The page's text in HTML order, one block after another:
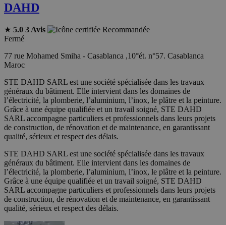
DAHD
★ 5.0 3 Avis
Recommandée
Fermé
77 rue Mohamed Smiha - Casablanca ,10°ét. n°57. Casablanca
Maroc
STE DAHD SARL est une société spécialisée dans les travaux
généraux du bâtiment. Elle intervient dans les domaines de
l’électricité, la plomberie, l’aluminium, l’inox, le plâtre et la peinture.
Grâce à une équipe qualifiée et un travail soigné, STE DAHD
SARL accompagne particuliers et professionnels dans leurs projets
de construction, de rénovation et de maintenance, en garantissant
qualité, sérieux et respect des délais.
STE DAHD SARL est une société spécialisée dans les travaux
généraux du bâtiment. Elle intervient dans les domaines de
l’électricité, la plomberie, l’aluminium, l’inox, le plâtre et la peinture.
Grâce à une équipe qualifiée et un travail soigné, STE DAHD
SARL accompagne particuliers et professionnels dans leurs projets
de construction, de rénovation et de maintenance, en garantissant
qualité, sérieux et respect des délais.